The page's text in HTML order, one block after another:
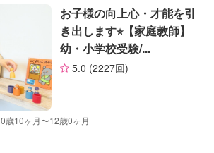
TOEIC
英検
なし
小学校受験
お子様の向上心・才能を引
き出します⭐︎【家庭教師】
幼・小学校受験/...
5.0 (2227回)
0歳10ヶ月〜12歳0ヶ月